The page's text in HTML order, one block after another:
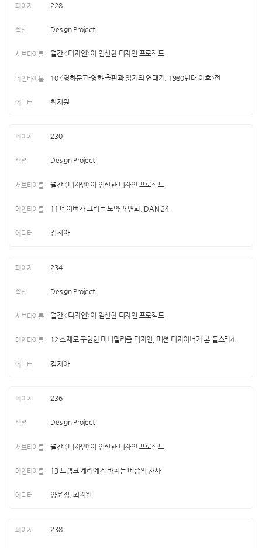
228
Design Project
월간 〈디자인〉이 엄선한 디자인 프로젝트
10 〈영화문고-영화 출판과 읽기의 연대기, 1980년대 이후〉전
최지원
230
Design Project
월간 〈디자인〉이 엄선한 디자인 프로젝트
11 네이버가 그리는 도약과 변화, DAN 24
김지아
234
Design Project
월간 〈디자인〉이 엄선한 디자인 프로젝트
12 소재로 구현한 미니멀리즘 디자인, 패션 디자이너가 본 폴스타4
김지아
236
Design Project
월간 〈디자인〉이 엄선한 디자인 프로젝트
13 프랭크 게리에게 바치는 메종의 찬사
양윤정, 최지원
238